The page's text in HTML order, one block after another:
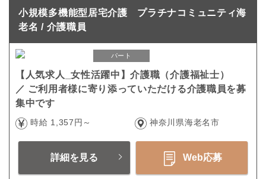
小規模多機能型居宅介護 プラチナコミュニティ海
老名 / 介護職員
パート
【人気求人_女性活躍中】介護職（介護福祉士）
／ ご利用者様に寄り添っていただける介護職員を募
集中です
時給 1,357円～ 神奈川県海老名市
詳細を見る Web応募